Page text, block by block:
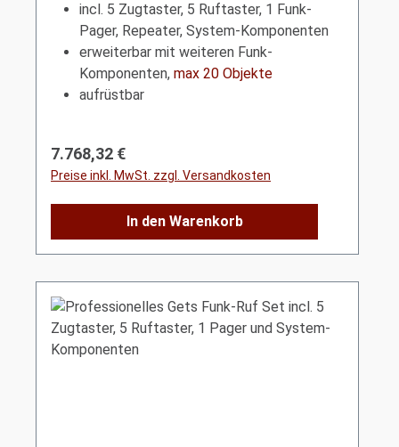
incl. 5 Zugtaster, 5 Ruftaster, 1 Funk-
Pager, Repeater, System-Komponenten
erweiterbar mit weiteren Funk-
Komponenten, max 20 Objekte
aufrüstbar
Regulärer Preis:
7.768,32 €
Preise inkl. MwSt. zzgl. Versandkosten
In den Warenkorb